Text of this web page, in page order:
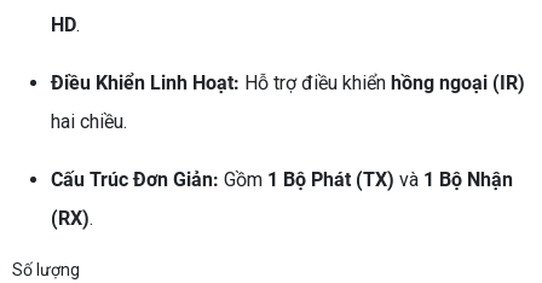
HD.
Điều Khiển Linh Hoạt: Hỗ trợ điều khiển hồng ngoại (IR)
hai chiều.
Cấu Trúc Đơn Giản: Gồm 1 Bộ Phát (TX) và 1 Bộ Nhận
(RX).
Số lượng